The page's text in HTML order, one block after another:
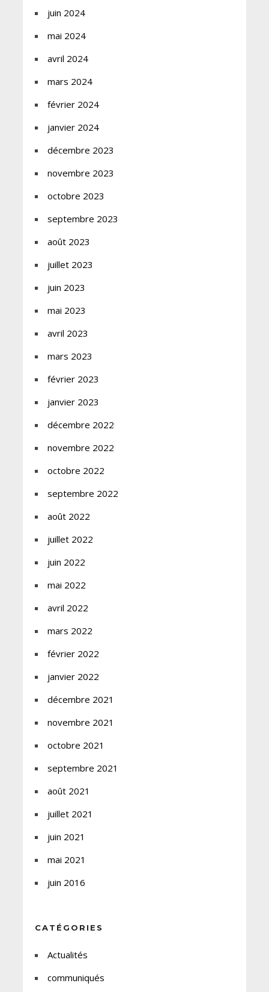
juin 2024
mai 2024
avril 2024
mars 2024
février 2024
janvier 2024
décembre 2023
novembre 2023
octobre 2023
septembre 2023
août 2023
juillet 2023
juin 2023
mai 2023
avril 2023
mars 2023
février 2023
janvier 2023
décembre 2022
novembre 2022
octobre 2022
septembre 2022
août 2022
juillet 2022
juin 2022
mai 2022
avril 2022
mars 2022
février 2022
janvier 2022
décembre 2021
novembre 2021
octobre 2021
septembre 2021
août 2021
juillet 2021
juin 2021
mai 2021
juin 2016
CATÉGORIES
Actualités
communiqués